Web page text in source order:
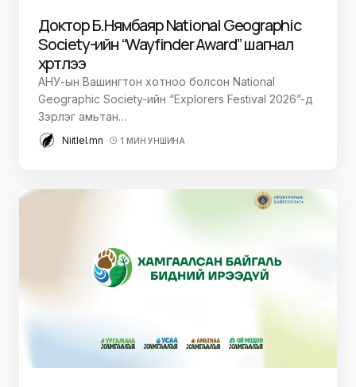
Доктор Б.Нямбаяр National Geographic
Society-ийн “Wayfinder Award” шагнал
хүртлээ
АНУ-ын Вашингтон хотноо болсон National
Geographic Society-ийн “Explorers Festival 2026”-д
Зэрлэг амьтан…
Niitlel.mn 1 МИН УНШИНА